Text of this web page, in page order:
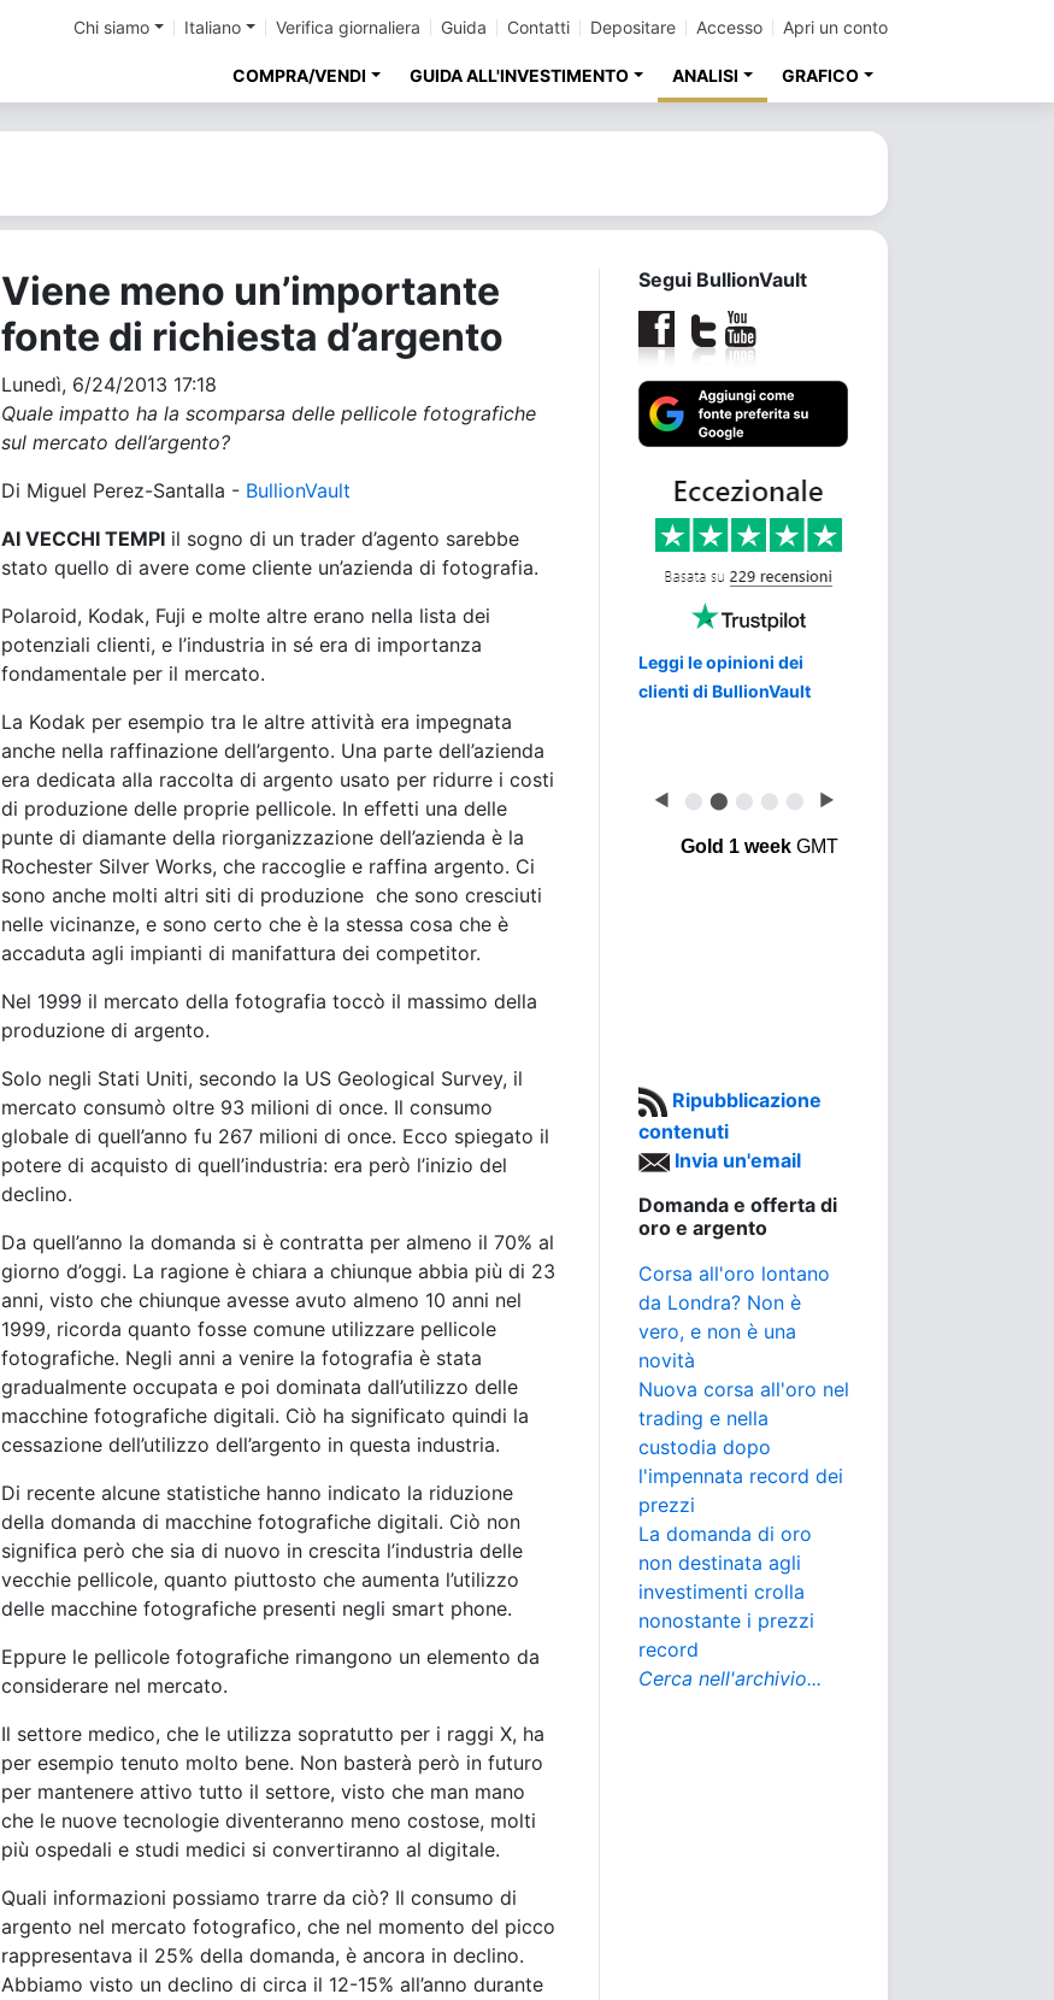
Chi siamo Italiano Verifica giornaliera Guida Contatti Depositare Accesso Apri un conto
COMPRA/VENDI GUIDA ALL'INVESTIMENTO ANALISI GRAFICO
Viene meno un’importante
fonte di richiesta d’argento
Lunedì, 6/24/2013 17:18
Quale impatto ha la scomparsa delle pellicole fotografiche
sul mercato dell’argento?
Di Miguel Perez-Santalla - BullionVault
AI VECCHI TEMPI il sogno di un trader d’agento sarebbe
stato quello di avere come cliente un’azienda di fotografia.
Polaroid, Kodak, Fuji e molte altre erano nella lista dei
potenziali clienti, e l’industria in sé era di importanza
fondamentale per il mercato.
La Kodak per esempio tra le altre attività era impegnata
anche nella raffinazione dell’argento. Una parte dell’azienda
era dedicata alla raccolta di argento usato per ridurre i costi
di produzione delle proprie pellicole. In effetti una delle
punte di diamante della riorganizzazione dell’azienda è la
Rochester Silver Works, che raccoglie e raffina argento. Ci
sono anche molti altri siti di produzione che sono cresciuti
nelle vicinanze, e sono certo che è la stessa cosa che è
accaduta agli impianti di manifattura dei competitor.
Nel 1999 il mercato della fotografia toccò il massimo della
produzione di argento.
Solo negli Stati Uniti, secondo la US Geological Survey, il
mercato consumò oltre 93 milioni di once. Il consumo
globale di quell’anno fu 267 milioni di once. Ecco spiegato il
potere di acquisto di quell’industria: era però l’inizio del
declino.
Da quell’anno la domanda si è contratta per almeno il 70% al
giorno d’oggi. La ragione è chiara a chiunque abbia più di 23
anni, visto che chiunque avesse avuto almeno 10 anni nel
1999, ricorda quanto fosse comune utilizzare pellicole
fotografiche. Negli anni a venire la fotografia è stata
gradualmente occupata e poi dominata dall’utilizzo delle
macchine fotografiche digitali. Ciò ha significato quindi la
cessazione dell’utilizzo dell’argento in questa industria.
Di recente alcune statistiche hanno indicato la riduzione
della domanda di macchine fotografiche digitali. Ciò non
significa però che sia di nuovo in crescita l’industria delle
vecchie pellicole, quanto piuttosto che aumenta l’utilizzo
delle macchine fotografiche presenti negli smart phone.
Eppure le pellicole fotografiche rimangono un elemento da
considerare nel mercato.
Il settore medico, che le utilizza sopratutto per i raggi X, ha
per esempio tenuto molto bene. Non basterà però in futuro
per mantenere attivo tutto il settore, visto che man mano
che le nuove tecnologie diventeranno meno costose, molti
più ospedali e studi medici si convertiranno al digitale.
Quali informazioni possiamo trarre da ciò? Il consumo di
argento nel mercato fotografico, che nel momento del picco
rappresentava il 25% della domanda, è ancora in declino.
Abbiamo visto un declino di circa il 12-15% all’anno durante
Segui BullionVault
Leggi le opinioni dei
clienti di BullionVault
◀ ⬤ ⬤ ⬤ ⬤ ⬤ ▶
Gold 1 weekGMT
Ripubblicazione
contenuti
Invia un'email
Domanda e offerta di
oro e argento
Corsa all'oro lontano
da Londra? Non è
vero, e non è una
novità
Nuova corsa all'oro nel
trading e nella
custodia dopo
l'impennata record dei
prezzi
La domanda di oro
non destinata agli
investimenti crolla
nonostante i prezzi
record
Cerca nell'archivio...